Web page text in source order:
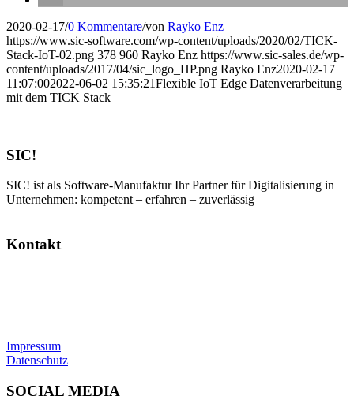
2020-02-17/0 Kommentare/von Rayko Enz
https://www.sic-software.com/wp-content/uploads/2020/02/TICK-
Stack-IoT-02.png 378 960 Rayko Enz https://www.sic-sales.de/wp-
content/uploads/2017/04/sic_logo_HP.png Rayko Enz2020-02-17
11:07:002022-06-02 15:35:21Flexible IoT Edge Datenverarbeitung
mit dem TICK Stack
SIC!
SIC! ist als Software-Manufaktur Ihr Partner für Digitalisierung in
Unternehmen: kompetent – erfahren – zuverlässig
Kontakt
Impressum
Datenschutz
SOCIAL MEDIA